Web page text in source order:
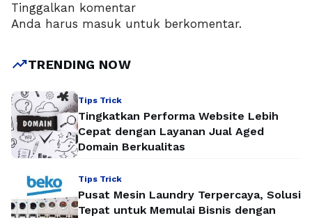
Tinggalkan komentar
Anda harus masuk untuk berkomentar.
trending_upTRENDING NOW
Tips Trick
Tingkatkan Performa Website Lebih
Cepat dengan Layanan Jual Aged
Domain Berkualitas
Tips Trick
Pusat Mesin Laundry Terpercaya, Solusi
Tepat untuk Memulai Bisnis dengan